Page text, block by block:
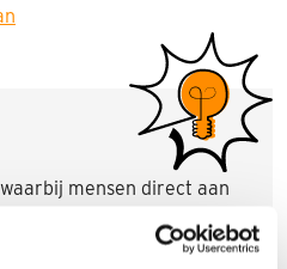
mensen direct aan
aan,